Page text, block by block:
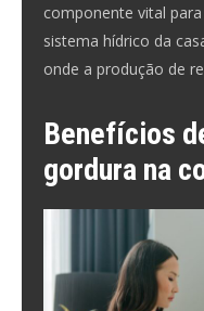
componente vital
sistema hídrico da
onde a produção de
Benefícios
gordura na